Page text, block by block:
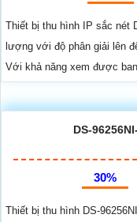
Thiết bị thu hình IP sắc nét
lượng với độ phân giải lên
Với khả năng xem được ban
DS-
30%
Thiết bị thu hình DS-